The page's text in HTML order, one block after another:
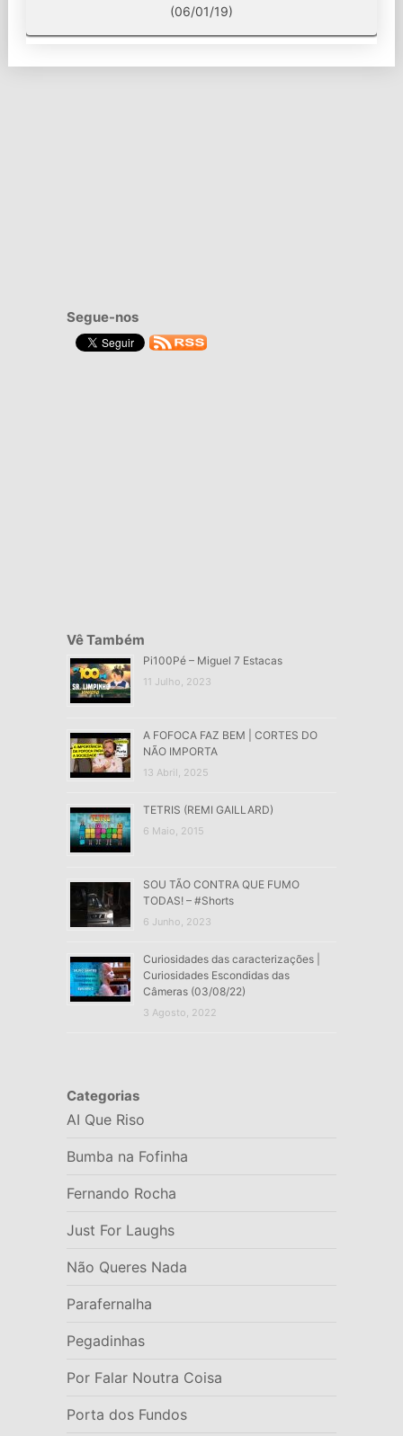
(06/01/19)
Segue-nos
Vê Também
Pi100Pé – Miguel 7 Estacas
11 Julho, 2023
A FOFOCA FAZ BEM | CORTES DO
NÃO IMPORTA
13 Abril, 2025
TETRIS (REMI GAILLARD)
6 Maio, 2015
SOU TÃO CONTRA QUE FUMO
TODAS! – #Shorts
6 Junho, 2023
Curiosidades das caracterizações |
Curiosidades Escondidas das
Câmeras (03/08/22)
3 Agosto, 2022
Categorias
AI Que Riso
Bumba na Fofinha
Fernando Rocha
Just For Laughs
Não Queres Nada
Parafernalha
Pegadinhas
Por Falar Noutra Coisa
Porta dos Fundos